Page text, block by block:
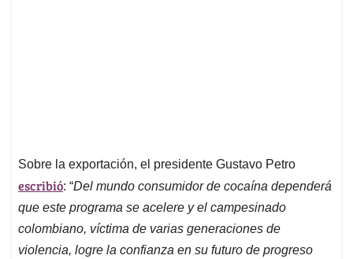
Sobre la exportación, el presidente Gustavo Petro
escribió: “Del mundo consumidor de cocaína dependerá
que este programa se acelere y el campesinado
colombiano, víctima de varias generaciones de
violencia, logre la confianza en su futuro de progreso